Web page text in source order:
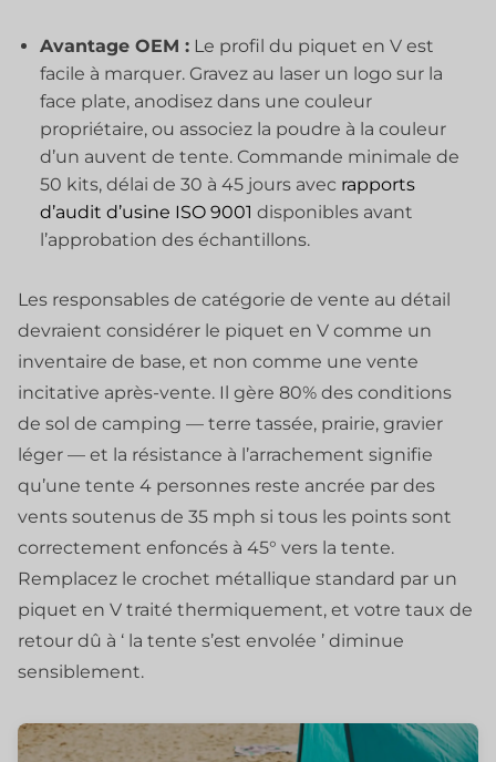
Avantage OEM : Le profil du piquet en V est
facile à marquer. Gravez au laser un logo sur la
face plate, anodisez dans une couleur
propriétaire, ou associez la poudre à la couleur
d’un auvent de tente. Commande minimale de
50 kits, délai de 30 à 45 jours avec rapports
d’audit d’usine ISO 9001 disponibles avant
l’approbation des échantillons.
Les responsables de catégorie de vente au détail
devraient considérer le piquet en V comme un
inventaire de base, et non comme une vente
incitative après-vente. Il gère 80% des conditions
de sol de camping — terre tassée, prairie, gravier
léger — et la résistance à l’arrachement signifie
qu’une tente 4 personnes reste ancrée par des
vents soutenus de 35 mph si tous les points sont
correctement enfoncés à 45° vers la tente.
Remplacez le crochet métallique standard par un
piquet en V traité thermiquement, et votre taux de
retour dû à ‘ la tente s’est envolée ’ diminue
sensiblement.